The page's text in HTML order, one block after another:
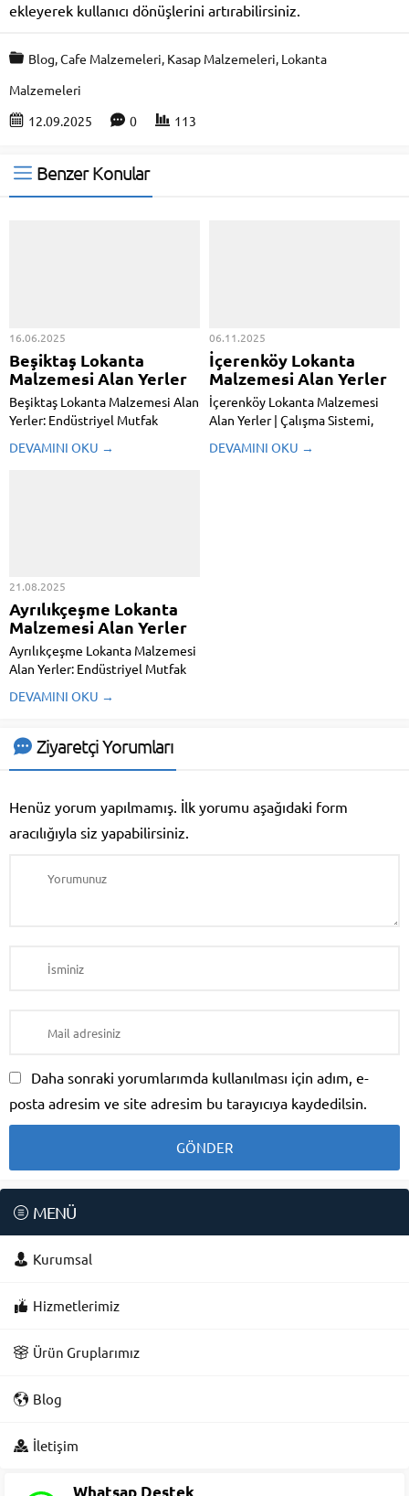
ekleyerek kullanıcı dönüşlerini artırabilirsiniz.
Blog,Cafe Malzemeleri, Kasap Malzemeleri, Lokanta
Malzemeleri
12.09.2025
0 113
Benzer Konular
16.06.2025
Beşiktaş Lokanta
Malzemesi Alan Yerler
Beşiktaş Lokanta Malzemesi Alan
Yerler: Endüstriyel Mutfak
Beşiktaş, sadece sosyal yaşamı ve
DEVAMINI OKU →
06.11.2025
İçerenköy Lokanta
Malzemesi Alan Yerler
İçerenköy Lokanta Malzemesi
Alan Yerler | Çalışma Sistemi,
Alım ve Nakit Ödeme İstanbul’un
DEVAMINI OKU →
21.08.2025
Ayrılıkçeşme Lokanta
Malzemesi Alan Yerler
Ayrılıkçeşme Lokanta Malzemesi
Alan Yerler: Endüstriyel Mutfak
Sistemi Ayrılıkçeşme Lokanta
işletmeciliği, bir iş kurma ve
yürütme süreci içinde pek çok
DEVAMINI OKU →
Ziyaretçi Yorumları
Henüz yorum yapılmamış. İlk yorumu aşağıdaki form
aracılığıyla siz yapabilirsiniz.
Daha sonraki yorumlarımda kullanılması için adım, e-
posta adresim ve site adresim bu tarayıcıya kaydedilsin.
MENÜ
Kurumsal
Hizmetlerimiz
Ürün Gruplarımız
Blog
İletişim